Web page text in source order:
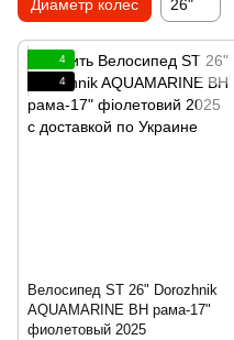
Диаметр колес 26"
4
4
Велосипед ST 26" Dorozhnik
AQUAMARINE BH рама-17"
фиолетовый 2025